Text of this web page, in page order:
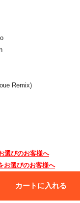
Remix)
選びのお客様へ
お選びのお客様へ
カートに入れる